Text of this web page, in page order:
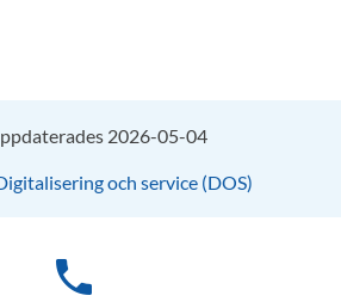
2026-05-04
och service (DOS)
phone